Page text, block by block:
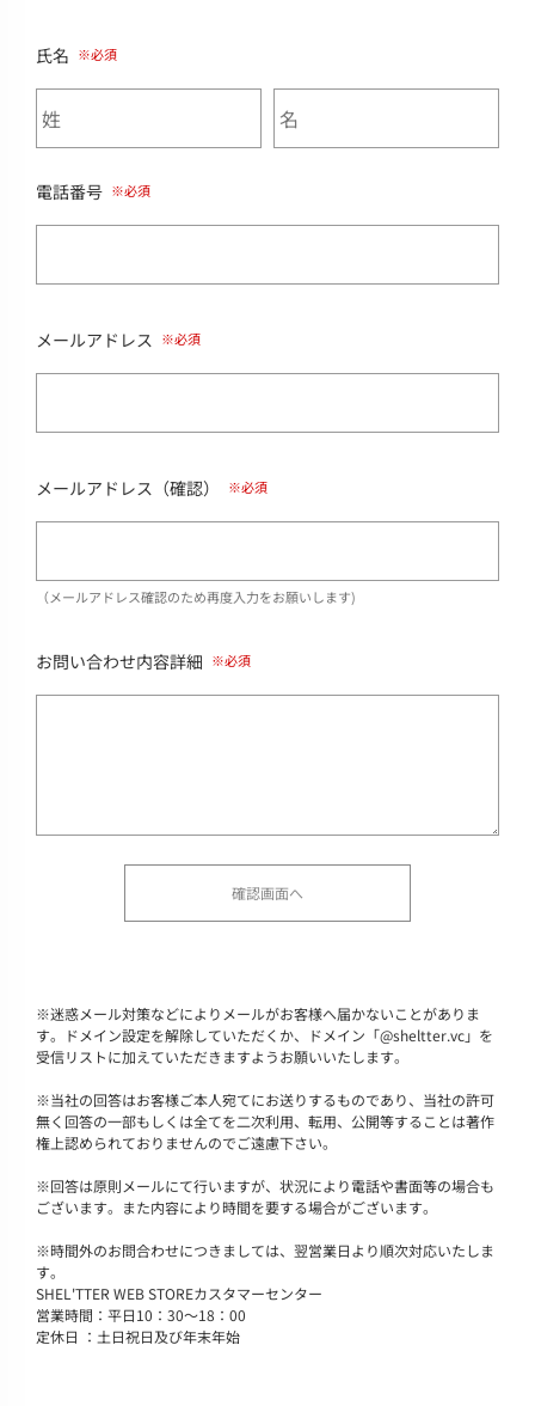
氏名
電話番号
メールアドレス
メールアドレス（確認）
（メールアドレス確認のため再度入力をお願いします)
お問い合わせ内容詳細
※迷惑メール対策などによりメールがお客様へ届かないことがありま
す。ドメイン設定を解除していただくか、ドメイン「@sheltter.vc」を
受信リストに加えていただきますようお願いいたします。
※当社の回答はお客様ご本人宛てにお送りするものであり、当社の許可
無く回答の一部もしくは全てを二次利用、転用、公開等することは著作
権上認められておりませんのでご遠慮下さい。
※回答は原則メールにて行いますが、状況により電話や書面等の場合も
ございます。また内容により時間を要する場合がございます。
※時間外のお問合わせにつきましては、翌営業日より順次対応いたしま
す。
SHEL'TTER WEB STOREカスタマーセンター
営業時間：平日10：30～18：00
定休日 ：土日祝日及び年末年始